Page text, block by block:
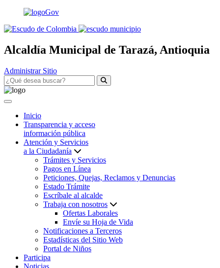
Alcaldía Municipal de Tarazá, Antioquia
Administrar Sitio
Inicio
Transparencia y acceso
información pública
Atención y Servicios
a la Ciudadanía
Trámites y Servicios
Pagos en Línea
Peticiones, Quejas, Reclamos y Denuncias
Estado Trámite
Escríbale al alcalde
Trabaja con nosotros
Ofertas Laborales
Envíe su Hoja de Vida
Notificaciones a Terceros
Estadísticas del Sitio Web
Portal de Niños
Participa
Noticias